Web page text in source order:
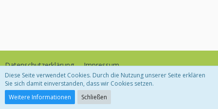
Datenschutzerklärung Impressum
Community-Software:
Diese Seite verwendet Cookies. Durch die Nutzung unserer Seite erklären
Sie sich damit einverstanden, dass wir Cookies setzen.
Weitere Informationen
Schließen